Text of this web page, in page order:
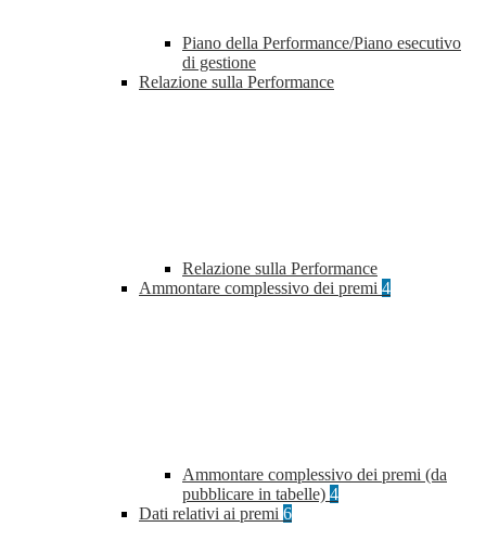
Piano della Performance/Piano esecutivo
di gestione
Relazione sulla Performance
Relazione sulla Performance
Ammontare complessivo dei premi 4
Ammontare complessivo dei premi (da
pubblicare in tabelle) 4
Dati relativi ai premi 6